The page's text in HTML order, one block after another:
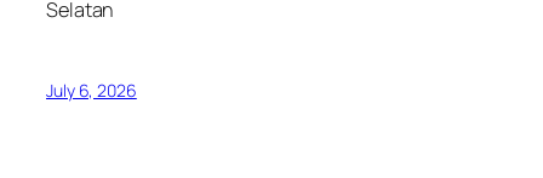
Selatan
July 6, 2026